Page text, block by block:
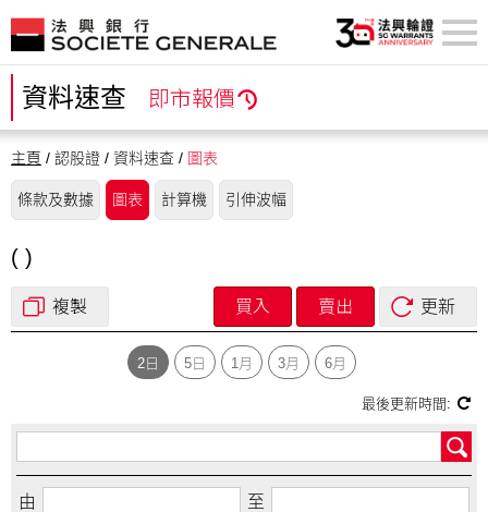
資料速查 即市報價
條款及數據 圖表 計算機 引伸波幅
主頁 / 認股證 / 資料速查 / 圖表
( )
複製 買入 賣出 更新
2日 5日 1月 3月 6月
最後更新時間:
由 至